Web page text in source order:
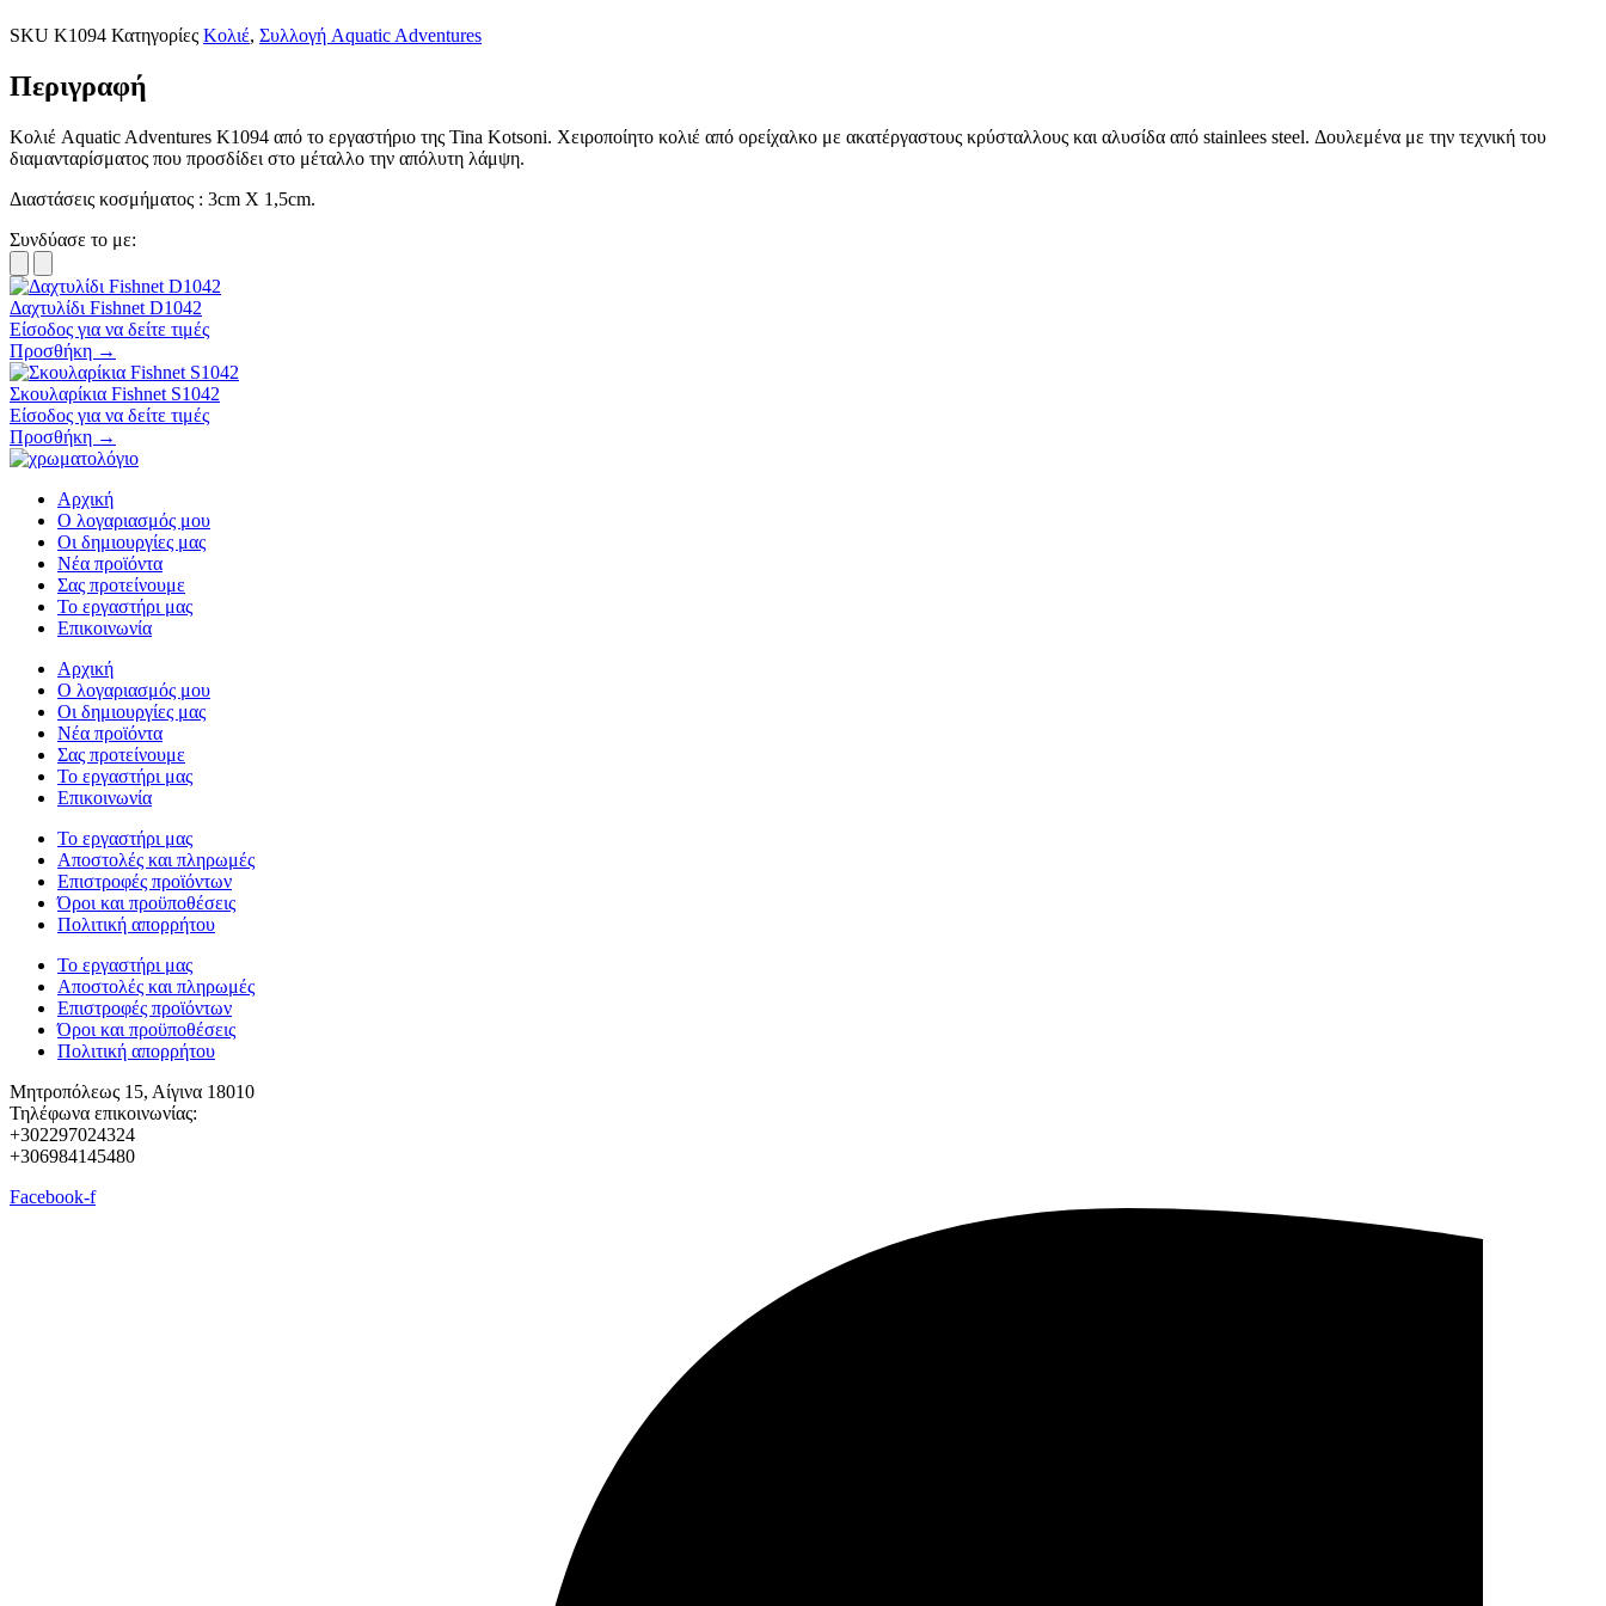
SKU K1094 Κατηγορίες Κολιέ, Συλλογή Aquatic Adventures
Περιγραφή
Κολιέ Aquatic Adventures K1094 από το εργαστήριο της Tina Kotsoni. Χειροποίητο κολιέ από ορείχαλκο με ακατέργαστους κρύσταλλους και αλυσίδα από stainlees steel. Δουλεμένα με την τεχνική του
διαμανταρίσματος που προσδίδει στο μέταλλο την απόλυτη λάμψη.
Διαστάσεις κοσμήματος : 3cm X 1,5cm.
Συνδύασε το με:
Δαχτυλίδι Fishnet D1042
Είσοδος για να δείτε τιμές
Προσθήκη →
Σκουλαρίκια Fishnet S1042
Είσοδος για να δείτε τιμές
Προσθήκη →
Αρχική
Ο λογαριασμός μου
Οι δημιουργίες μας
Νέα προϊόντα
Σας προτείνουμε
Το εργαστήρι μας
Επικοινωνία
Αρχική
Ο λογαριασμός μου
Οι δημιουργίες μας
Νέα προϊόντα
Σας προτείνουμε
Το εργαστήρι μας
Επικοινωνία
Το εργαστήρι μας
Αποστολές και πληρωμές
Επιστροφές προϊόντων
Όροι και προϋποθέσεις
Πολιτική απορρήτου
Το εργαστήρι μας
Αποστολές και πληρωμές
Επιστροφές προϊόντων
Όροι και προϋποθέσεις
Πολιτική απορρήτου
Μητροπόλεως 15, Αίγινα 18010
Τηλέφωνα επικοινωνίας:
+302297024324
+306984145480
Facebook-f